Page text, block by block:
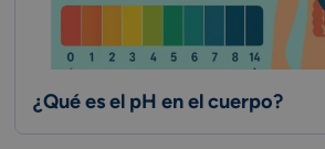
¿Qué es el pH en el cuerpo?